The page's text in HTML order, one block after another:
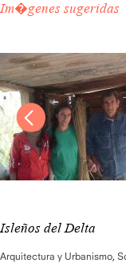
Im�genes sugeridas
Isleños del Delta
Arquitectura y Urbanismo,